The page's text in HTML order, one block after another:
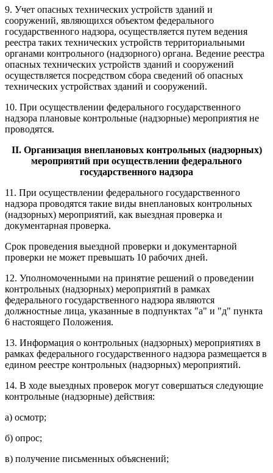
9. Учет опасных технических устройств зданий и
сооружений, являющихся объектом федерального
государственного надзора, осуществляется путем ведения
реестра таких технических устройств территориальными
органами контрольного (надзорного) органа. Ведение реестра
опасных технических устройств зданий и сооружений
осуществляется посредством сбора сведений об опасных
технических устройствах зданий и сооружений.
10. При осуществлении федерального государственного
надзора плановые контрольные (надзорные) мероприятия не
проводятся.
II. Организация внеплановых контрольных (надзорных)
мероприятий при осуществлении федерального
государственного надзора
11. При осуществлении федерального государственного
надзора проводятся такие виды внеплановых контрольных
(надзорных) мероприятий, как выездная проверка и
документарная проверка.
Срок проведения выездной проверки и документарной
проверки не может превышать 10 рабочих дней.
12. Уполномоченными на принятие решений о проведении
контрольных (надзорных) мероприятий в рамках
федерального государственного надзора являются
должностные лица, указанные в подпунктах "а" и "д" пункта
6 настоящего Положения.
13. Информация о контрольных (надзорных) мероприятиях в
рамках федерального государственного надзора размещается в
едином реестре контрольных (надзорных) мероприятий.
14. В ходе выездных проверок могут совершаться следующие
контрольные (надзорные) действия:
а) осмотр;
б) опрос;
в) получение письменных объяснений;